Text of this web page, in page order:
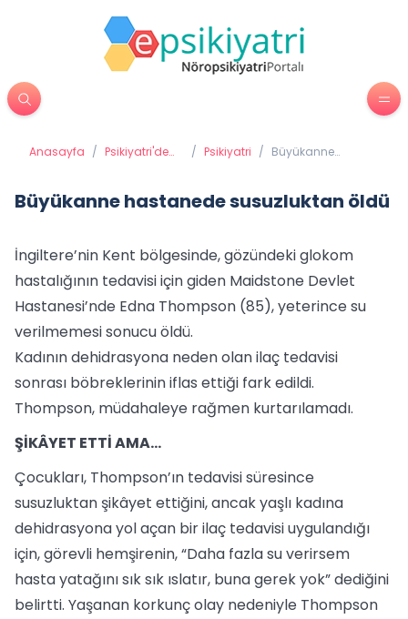
Anasayfa / Psikiyatri'de
/ Psikiyatri / Büyükanne
Büyükanne hastanede susuzluktan öldü
İngiltere’nin Kent bölgesinde, gözündeki glokom
hastalığının tedavisi için giden Maidstone Devlet
Hastanesi’nde Edna Thompson (85), yeterince su
verilmemesi sonucu öldü.
Kadının dehidrasyona neden olan ilaç tedavisi
sonrası böbreklerinin iflas ettiği fark edildi.
Thompson, müdahaleye rağmen kurtarılamadı.
ŞİKÂYET ETTİ AMA...
Çocukları, Thompson’ın tedavisi süresince
susuzluktan şikâyet ettiğini, ancak yaşlı kadına
dehidrasyona yol açan bir ilaç tedavisi uygulandığı
için, görevli hemşirenin, “Daha fazla su verirsem
hasta yatağını sık sık ıslatır, buna gerek yok” dediğini
belirtti. Yaşanan korkunç olay nedeniyle Thompson